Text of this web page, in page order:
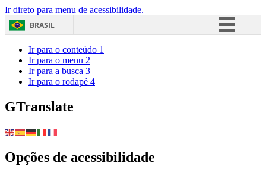
Ir direto para menu de acessibilidade.
BRASIL
Ir para o conteúdo 1
Ir para o menu 2
Ir para a busca 3
Ir para o rodapé 4
GTranslate
Opções de acessibilidade